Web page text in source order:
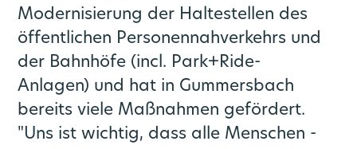
Modernisierung der Haltestellen des
öffentlichen Personennahverkehrs und
der Bahnhöfe (incl. Park+Ride-
Anlagen) und hat in Gummersbach
bereits viele Maßnahmen gefördert.
"Uns ist wichtig, dass alle Menschen -